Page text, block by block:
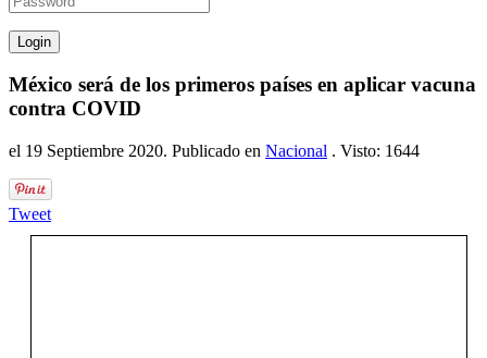
México será de los primeros países en aplicar vacuna
contra COVID
el 19 Septiembre 2020. Publicado en Nacional . Visto: 1644
Tweet